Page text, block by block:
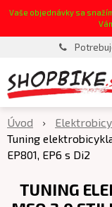
Vaše objednávky sa
Úvod
Tuning
EP801, EP6 s Di2
TUNING